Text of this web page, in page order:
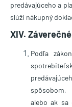
predávajúceho a
slúži nákupný
XIV.
Podľa
spôsobom,
alebo ak sa